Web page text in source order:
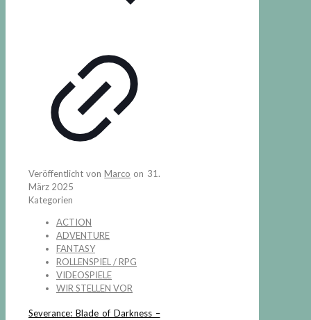
Veröffentlicht vonMarco on 31.
März 2025
Kategorien
ACTION
ADVENTURE
FANTASY
ROLLENSPIEL / RPG
VIDEOSPIELE
WIR STELLEN VOR
Severance: Blade of Darkness –